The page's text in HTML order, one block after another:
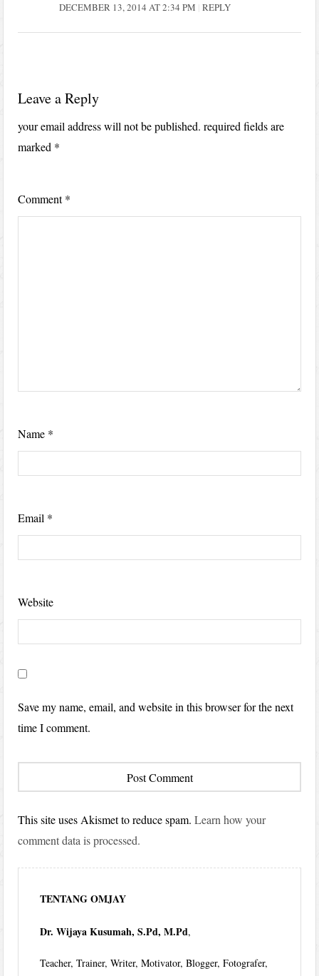
DECEMBER 13, 2014 AT 2:34 PM REPLY
Leave a Reply
your email address will not be published. required fields are
marked *
Comment*
Name *
Email *
Website
Save my name, email, and website in this browser for the next
time I comment.
This site uses Akismet to reduce spam.Learn how your
comment data is processed.
TENTANG OMJAY
Dr. Wijaya Kusumah, S.Pd, M.Pd,
Teacher, Trainer, Writer, Motivator, Blogger, Fotografer,